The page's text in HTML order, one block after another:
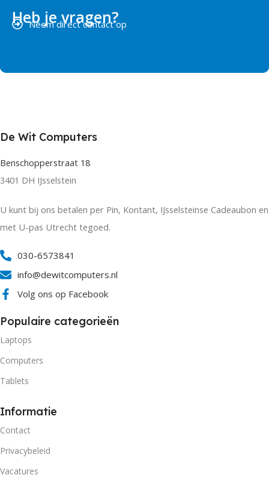
Heb je vragen?
Neem direct contact op
De Wit Computers
Benschopperstraat 18
3401 DH IJsselstein
U kunt bij ons betalen per Pin, Kontant, IJsselsteinse Cadeaubon en
met U-pas Utrecht tegoed.
030-6573841
info@dewitcomputers.nl
Volg ons op Facebook
Populaire categorieën
Laptops
Computers
Tablets
Informatie
Contact
Privacybeleid
Vacatures